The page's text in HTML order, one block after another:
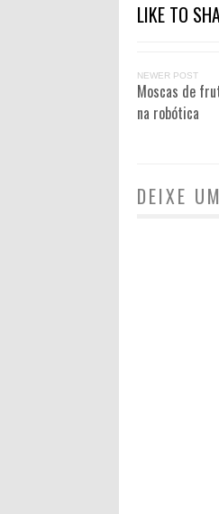
LIKE TO
NEWER POST
Moscas de
na robótica
DEIXE